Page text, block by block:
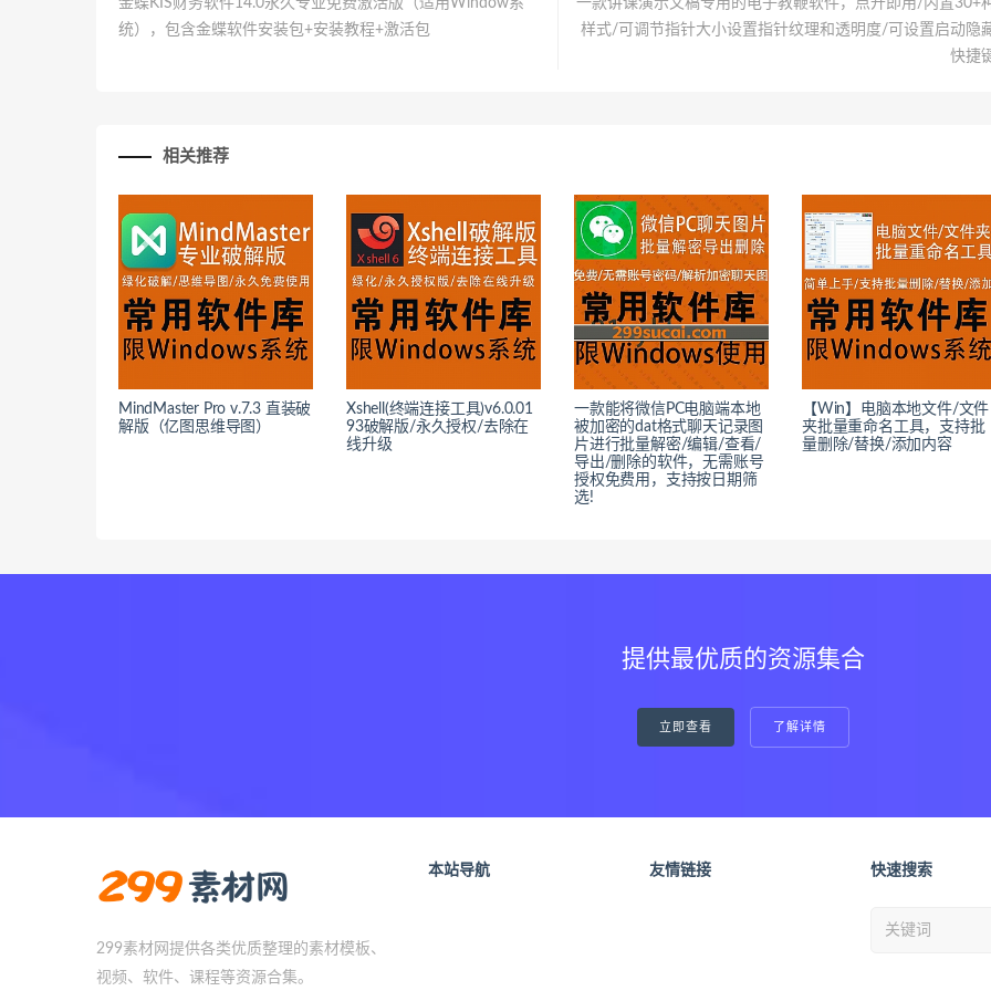
金蝶KIS财务软件14.0永久专业免费激活版（适用Window系
统），包含金蝶软件安装包+安装教程+激活包
一款讲课演示文稿专用的电子教鞭软件，点开即用/内置30+
样式/可调节指针大小设置指针纹理和透明度/可设置启动隐
快捷
相关推荐
MindMaster Pro v.7.3 直装破
解版（亿图思维导图）
Xshell(终端连接工具)v6.0.01
93破解版/永久授权/去除在
线升级
一款能将微信PC电脑端本地
被加密的dat格式聊天记录图
片进行批量解密/编辑/查看/
导出/删除的软件，无需账号
授权免费用，支持按日期筛
选!
【Win】电脑本地文件/文件
夹批量重命名工具，支持批
量删除/替换/添加内容
提供最优质的资源集合
立即查看 了解详情
299素材网提供各类优质整理的素材模板、
视频、软件、课程等资源合集。
本站导航 友情链接 快速搜索